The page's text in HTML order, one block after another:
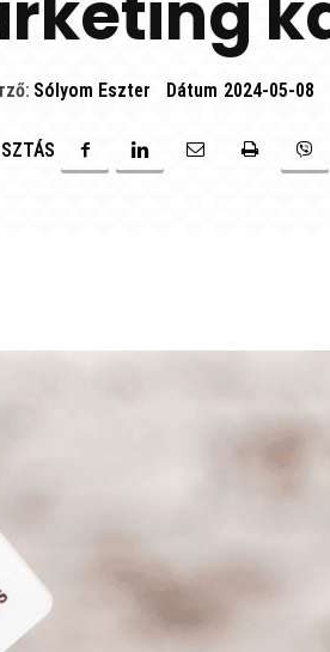
Sólyom Eszter Dátum 2024-05-08